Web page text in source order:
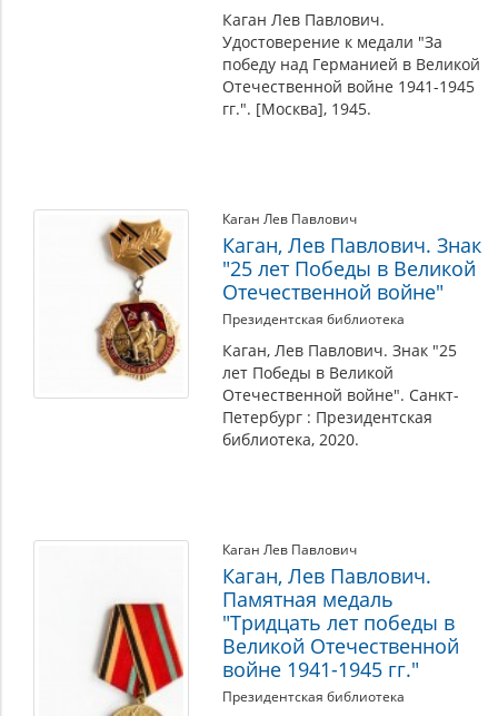
Каган Лев Павлович.
Удостоверение к медали "За
победу над Германией в Великой
Отечественной войне 1941-1945
гг.". [Москва], 1945.
Каган Лев Павлович
Каган, Лев Павлович. Знак
"25 лет Победы в Великой
Отечественной войне"
Президентская библиотека
Каган, Лев Павлович. Знак "25
лет Победы в Великой
Отечественной войне". Санкт-
Петербург : Президентская
библиотека, 2020.
Каган Лев Павлович
Каган, Лев Павлович.
Памятная медаль
"Тридцать лет победы в
Великой Отечественной
войне 1941-1945 гг."
Президентская библиотека